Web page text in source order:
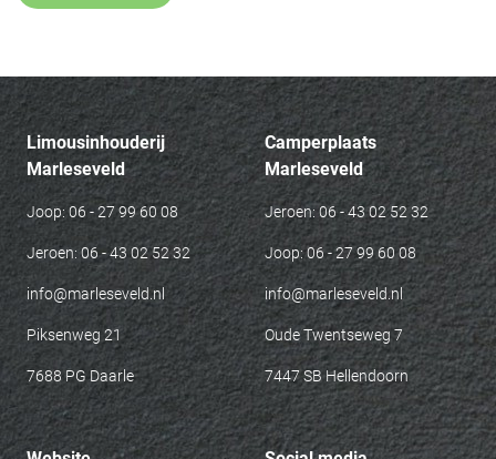
Limousinhouderij
Marleseveld
Joop: 06 - 27 99 60 08
Jeroen: 06 - 43 02 52 32
info@marleseveld.nl
Piksenweg 21
7688 PG Daarle
Camperplaats
Marleseveld
Jeroen: 06 - 43 02 52 32
Joop: 06 - 27 99 60 08
info@marleseveld.nl
Oude Twentseweg 7
7447 SB Hellendoorn